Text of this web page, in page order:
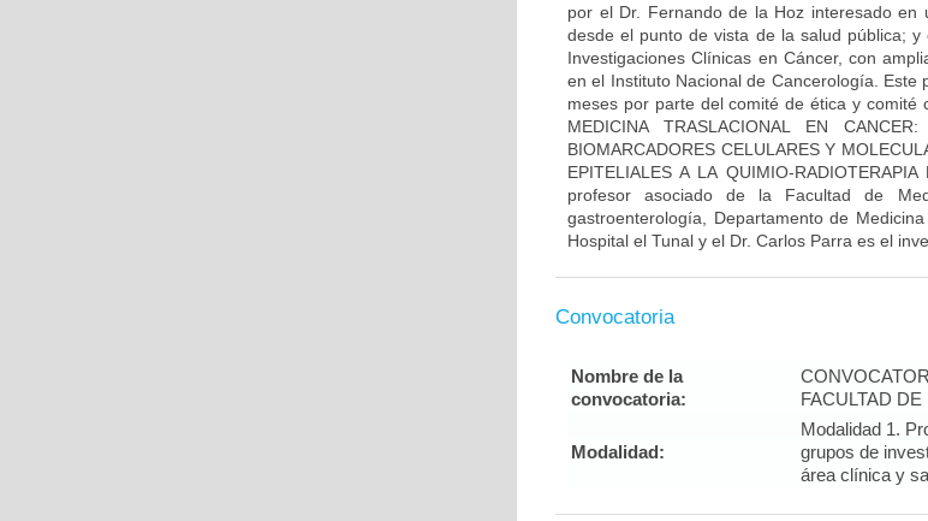
por el Dr. Fernando de la Hoz interesado
desde el punto de vista de la salud pública;
Investigaciones Clínicas en Cáncer, con
en el Instituto Nacional de Cancerología.
meses por parte del comité de ética y comité
MEDICINA TRASLACIONAL EN
BIOMARCADORES CELULARES Y
EPITELIALES A LA QUIMIO-
profesor asociado de la Facultad de
gastroenterología, Departamento de
Hospital el Tunal y el Dr. Carlos Parra es el
Convocatoria
Nombre de la
convocatoria:
FACULTAD
Modalidad:
Modalidad 1.
grupos de
área clínica y